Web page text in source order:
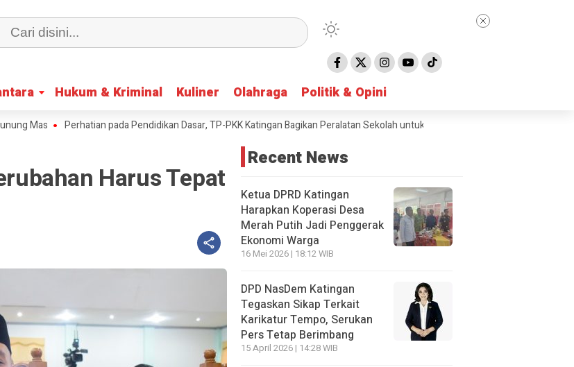
Hukum & Kriminal Kuliner Olahraga Politik & Opini
Hukum & Kriminal Kuliner Olahraga Politik & Opini
Perhatian pada Pendidikan Dasar, TP-PKK Katingan Bagikan Peralatan Sekolah untuk Siswa SD
Harus Tepat
Recent News
Ketua DPRD Katingan
Harapkan Koperasi Desa
Merah Putih Jadi Penggerak
Ekonomi Warga
16 Mei 2026 | 18:12 WIB
DPD NasDem Katingan
Tegaskan Sikap Terkait
Karikatur Tempo, Serukan
Pers Tetap Berimbang
15 April 2026 | 14:28 WIB